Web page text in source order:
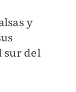
y
sur del